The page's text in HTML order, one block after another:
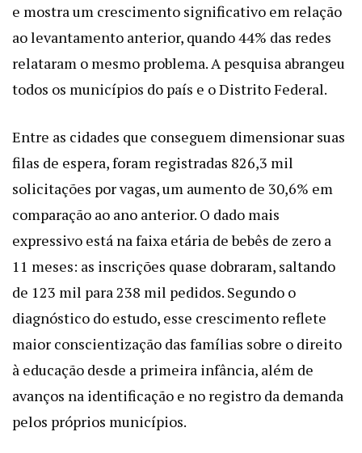
e mostra um crescimento significativo em relação
ao levantamento anterior, quando 44% das redes
relataram o mesmo problema. A pesquisa abrangeu
todos os municípios do país e o Distrito Federal.
Entre as cidades que conseguem dimensionar suas
filas de espera, foram registradas 826,3 mil
solicitações por vagas, um aumento de 30,6% em
comparação ao ano anterior. O dado mais
expressivo está na faixa etária de bebês de zero a
11 meses: as inscrições quase dobraram, saltando
de 123 mil para 238 mil pedidos. Segundo o
diagnóstico do estudo, esse crescimento reflete
maior conscientização das famílias sobre o direito
à educação desde a primeira infância, além de
avanços na identificação e no registro da demanda
pelos próprios municípios.